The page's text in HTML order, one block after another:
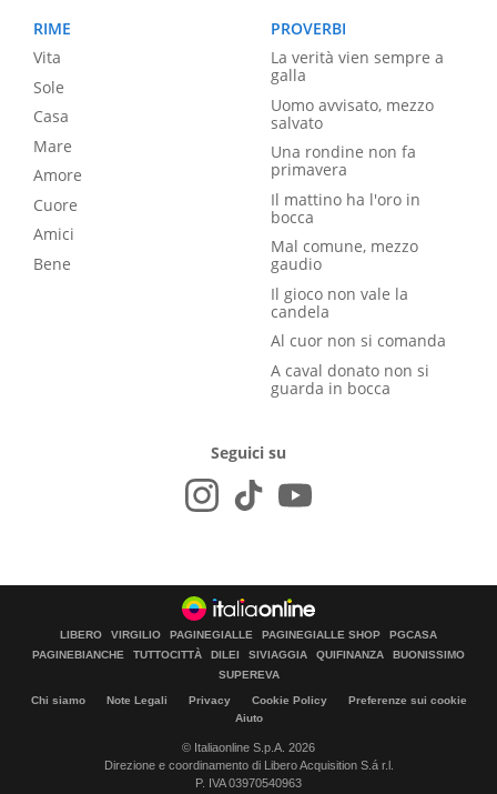
RIME
Vita
Sole
Casa
Mare
Amore
Cuore
Amici
Bene
PROVERBI
La verità vien sempre a
galla
Uomo avvisato, mezzo
salvato
Una rondine non fa
primavera
Il mattino ha l'oro in
bocca
Mal comune, mezzo
gaudio
Il gioco non vale la
candela
Al cuor non si comanda
A caval donato non si
guarda in bocca
Seguici su
LIBERO VIRGILIO PAGINEGIALLE PAGINEGIALLE SHOP
PGCASA
PAGINEBIANCHE
TUTTOCITTÀ DILEI SIVIAGGIA QUIFINANZA
BUONISSIMO
SUPEREVA
Chi siamo Note Legali Privacy Cookie Policy
Preferenze sui cookie
Aiuto
© Italiaonline S.p.A. 2026
Direzione e coordinamento di Libero Acquisition S.á r.l.
P. IVA 03970540963